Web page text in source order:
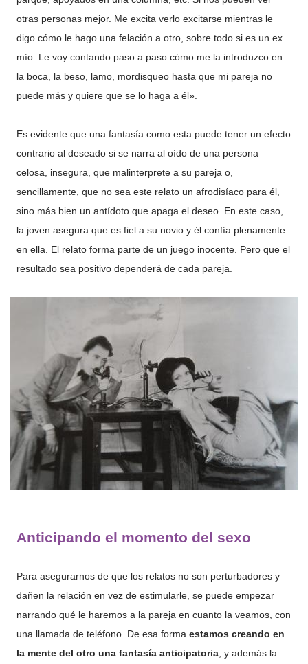
otras personas mejor. Me excita verlo excitarse mientras le
digo cómo le hago una felación a otro, sobre todo si es un ex
mío. Le voy contando paso a paso cómo me la introduzco en
la boca, la beso, lamo, mordisqueo hasta que mi pareja no
puede más y quiere que se lo haga a él».
Es evidente que una fantasía como esta puede tener un efecto
contrario al deseado si se narra al oído de una persona
celosa, insegura, que malinterprete a su pareja o,
sencillamente, que no sea este relato un afrodisíaco para él,
sino más bien un antídoto que apaga el deseo. En este caso,
la joven asegura que es fiel a su novio y él confía plenamente
en ella. El relato forma parte de un juego inocente. Pero que el
resultado sea positivo dependerá de cada pareja.
Anticipando el momento del sexo
Para asegurarnos de que los relatos no son perturbadores y
dañen la relación en vez de estimularle, se puede empezar
narrando qué le haremos a la pareja en cuanto la veamos, con
una llamada de teléfono. De esa forma estamos creando en
la mente del otro una fantasía anticipatoria , y además la